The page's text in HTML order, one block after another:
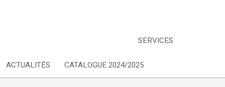
SERVICES
ACTUALITÉS CATALOGUE 2024/2025